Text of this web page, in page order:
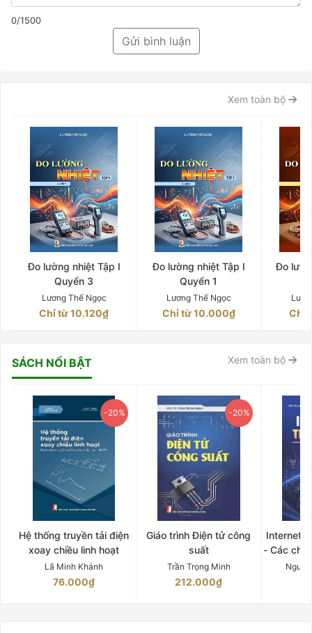
0/1500
Gửi bình luận
Xem toàn bộ
Đo lường nhiệt Tập I
Quyển 3
Lương Thế Ngọc
Chỉ từ 10.120₫
Đo lường nhiệt Tập I
Quyển 1
Lương Thế Ngọc
Chỉ từ 10.000₫
Đo
Chỉ
SÁCH NỔI BẬT Xem toàn bộ
-20%
Hệ thống truyền tải điện
xoay chiều linh hoạt
Lã Minh Khánh
76.000₫
-20%
Giáo trình Điện tử công
suất
Trần Trọng Minh
212.000₫
Internet
- Các